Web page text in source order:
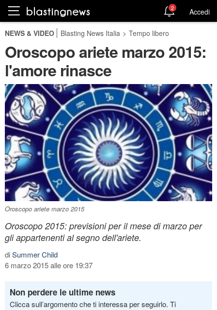
2 Accedi
NEWS & VIDEO Blasting News Italia > Tempo libero
Oroscopo ariete marzo 2015:
l'amore rinasce
Oroscopo ariete marzo 2015
Oroscopo 2015: previsioni per il mese di marzo per
gli appartenenti al segno dell'ariete.
diSummer Child
6 marzo 2015 alle ore 19:37
Non perdere le ultime news
Clicca sull’argomento che ti interessa per seguirlo. Ti